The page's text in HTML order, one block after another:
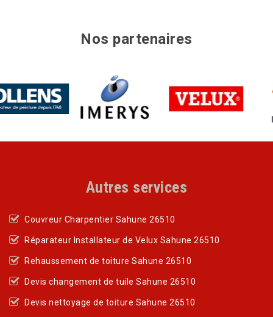
Nos partenaires
Autres services
Couvreur Charpentier Sahune 26510
Réparateur Installateur de Velux Sahune 26510
Rehaussement de toiture Sahune 26510
Devis changement de tuile Sahune 26510
Devis nettoyage de toiture Sahune 26510